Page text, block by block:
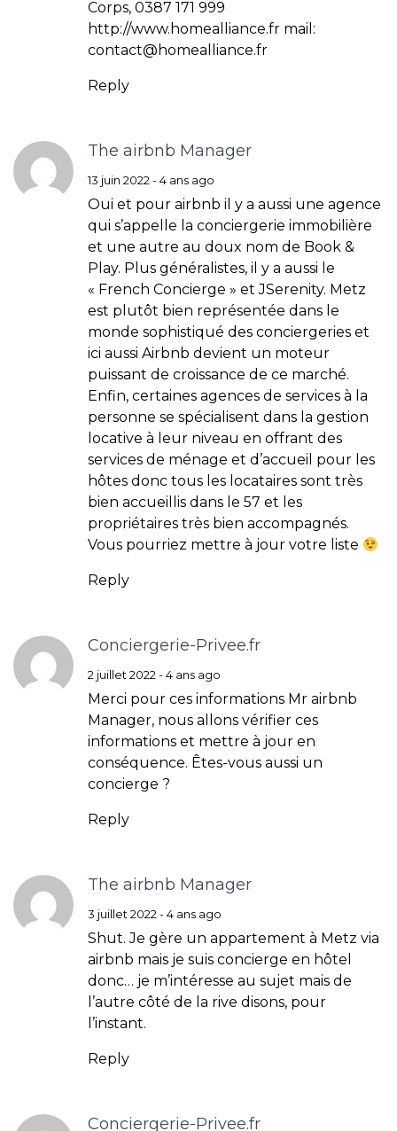
Corps, 0387 171 999
http://www.homealliance.fr mail:
contact@homealliance.fr
Reply
The airbnb Manager
13 juin 2022 - 4 ans ago
Oui et pour airbnb il y a aussi une agence
qui s’appelle la conciergerie immobilière
et une autre au doux nom de Book &
Play. Plus généralistes, il y a aussi le
« French Concierge » et JSerenity. Metz
est plutôt bien représentée dans le
monde sophistiqué des conciergeries et
ici aussi Airbnb devient un moteur
puissant de croissance de ce marché.
Enfin, certaines agences de services à la
personne se spécialisent dans la gestion
locative à leur niveau en offrant des
services de ménage et d’accueil pour les
hôtes donc tous les locataires sont très
bien accueillis dans le 57 et les
propriétaires très bien accompagnés.
Vous pourriez mettre à jour votre liste
Reply
Conciergerie-Privee.fr
2 juillet 2022 - 4 ans ago
Merci pour ces informations Mr airbnb
Manager, nous allons vérifier ces
informations et mettre à jour en
conséquence. Êtes-vous aussi un
concierge ?
Reply
The airbnb Manager
3 juillet 2022 - 4 ans ago
Shut. Je gère un appartement à Metz via
airbnb mais je suis concierge en hôtel
donc… je m’intéresse au sujet mais de
l’autre côté de la rive disons, pour
l’instant.
Reply
Conciergerie-Privee.fr